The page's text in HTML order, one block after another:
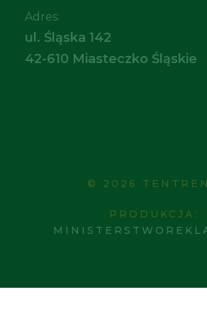
Adres:
ul. Śląska 142
42-610 Miasteczko Śląskie
© 2026
PRODUKCJA: